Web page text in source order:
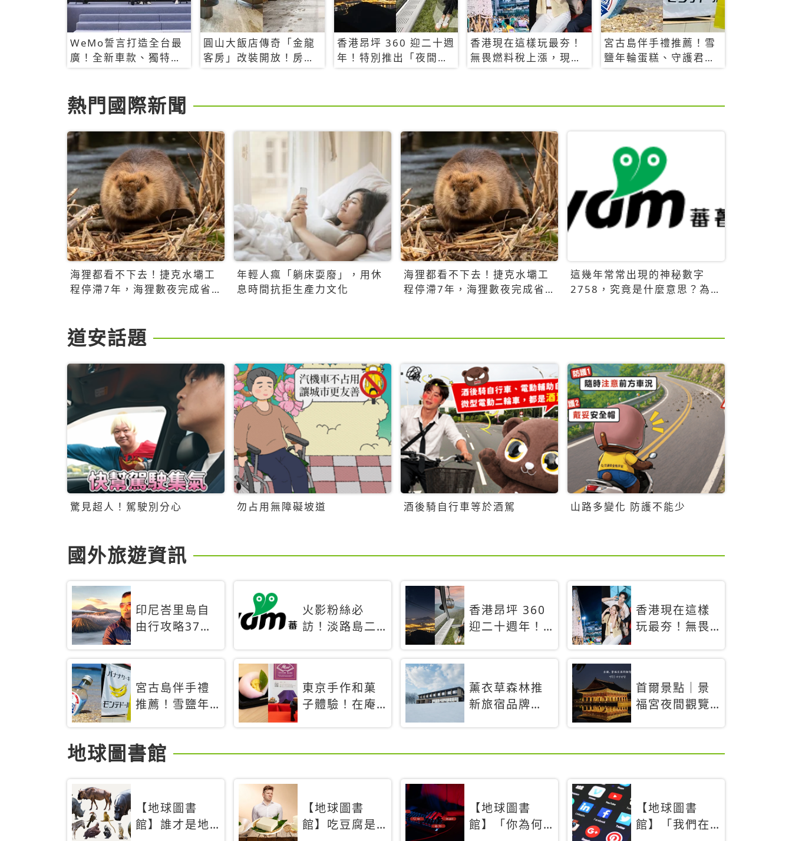
WeMo誓言打造全台最
廣！全新車款、獨特香
氛，共享科技迎來新世
圓山大飯店傳奇「金龍
客房」改裝開放！房型
特色亮點一覽
香港昂坪 360 迎二十週
年！特別推出「夜間纜
車」，輕旅行帶你搶先
香港現在這樣玩最夯！
無畏燃料稅上漲，現在
買自由行只要8888元起
宮古島伴手禮推薦！雪
鹽年輪蛋糕、守護君餅
乾，10款必買清單
熱門國際新聞
海狸都看不下去！捷克水壩工
程停滯7年，海狸數夜完成省
年輕人瘋「躺床耍廢」，用休
息時間抗拒生產力文化
海狸都看不下去！捷克水壩工
程停滯7年，海狸數夜完成省
這幾年常常出現的神秘數字
2758，究竟是什麼意思？為什
道安話題
驚見超人！駕駛別分心 勿占用無障礙坡道 酒後騎自行車等於酒駕 山路多變化 防護不能少
國外旅遊資訊
印尼峇里島自
由行攻略37天
萬台幣 ❤️別等
(附8.5萬次下
載峇里島地圖)
😍
火影粉絲必
訪！淡路島二
「曉」解謎任
援中文
香港昂坪 360
迎二十週年！
間纜車」，輕
揭秘台灣專屬
禮遇
香港現在這樣
玩最夯！無畏
現在買自由行
宮古島伴手禮
推薦！雪鹽年
必買清單
東京手作和菓
子體驗！在庵
薰衣草森林推
新旅宿品牌
首間選址北海
首爾景點｜景
福宮夜間觀覽
放時間、購票
白天與夜晚截
然不同的宮殿
地球圖書館
【地球圖書
館】誰才是地
【地球圖書
館】吃豆腐是
【地球圖書
館】「你為何
【地球圖書
館】「我們在